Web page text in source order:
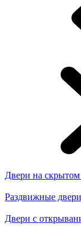
Двери на скрытом
Раздвижные двери
Двери с